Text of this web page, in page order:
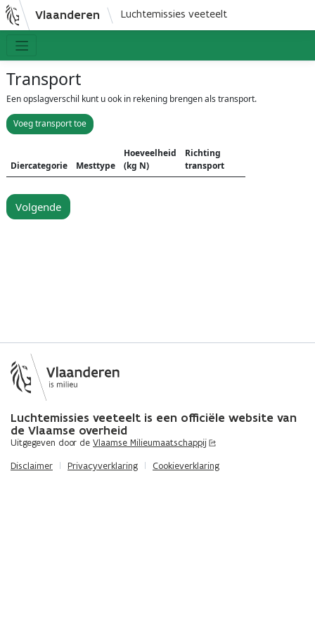
Vlaanderen Luchtemissies veeteelt
Transport
Een opslagverschil kunt u ook in rekening brengen als transport.
Voeg transport toe
Diercategorie Mesttype
Hoeveelheid
(kg N)
Richting
transport
Volgende
Luchtemissies veeteelt is een officiële website van
de Vlaamse overheid
Uitgegeven door de Vlaamse Milieumaatschappij
Disclaimer
Privacyverklaring Cookieverklaring